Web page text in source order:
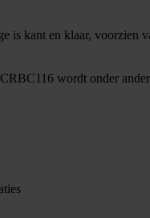
is kant en klaar, voorzien
wordt onder